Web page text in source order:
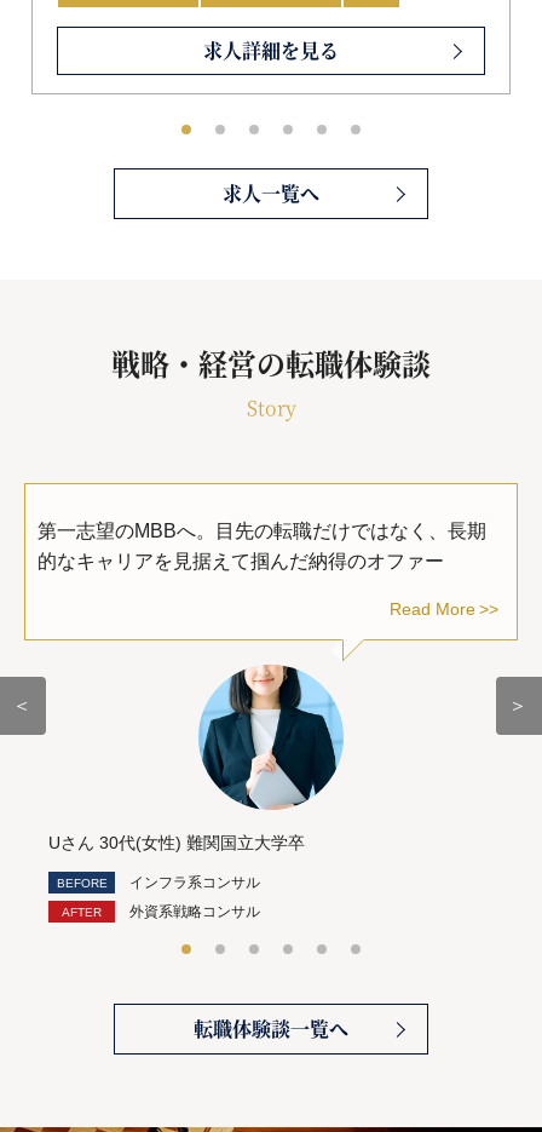
求人詳細を見る
求人一覧へ
戦略・経営の転職体験談
Story
＜
第一志望のMBBへ。目先の転職だけではなく、長期
的なキャリアを見据えて掴んだ納得のオファー
Read More
Uさん 30代(女性) 難関国立大学卒
インフラ系コンサル
外資系戦略コンサル
＞
転職体験談一覧へ